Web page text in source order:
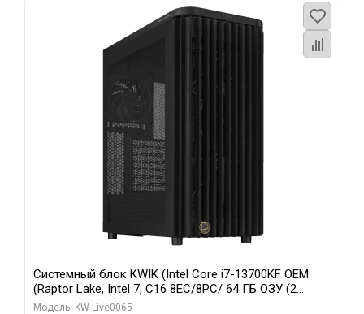
Системный блок KWIK (Intel Core i7-13700KF OEM
(Raptor Lake, Intel 7, C16 8EC/8PC/ 64 ГБ ОЗУ (2
модуля)/ ASUS RTX5080 PROART OC 16GB GDDR7
Модель: KW-Live0065